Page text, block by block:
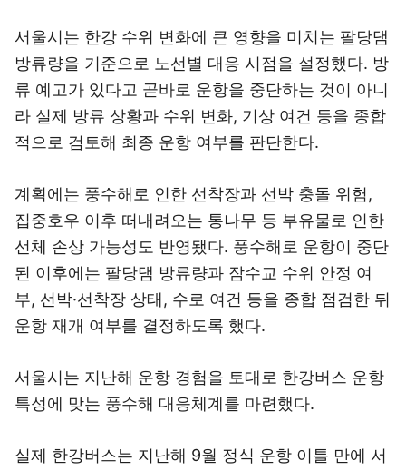
서울시는 한강 수위 변화에 큰 영향을 미치는 팔당댐
방류량을 기준으로 노선별 대응 시점을 설정했다. 방
류 예고가 있다고 곧바로 운항을 중단하는 것이 아니
라 실제 방류 상황과 수위 변화, 기상 여건 등을 종합
적으로 검토해 최종 운항 여부를 판단한다.
계획에는 풍수해로 인한 선착장과 선박 충돌 위험,
집중호우 이후 떠내려오는 통나무 등 부유물로 인한
선체 손상 가능성도 반영됐다. 풍수해로 운항이 중단
된 이후에는 팔당댐 방류량과 잠수교 수위 안정 여
부, 선박·선착장 상태, 수로 여건 등을 종합 점검한 뒤
운항 재개 여부를 결정하도록 했다.
서울시는 지난해 운항 경험을 토대로 한강버스 운항
특성에 맞는 풍수해 대응체계를 마련했다.
실제 한강버스는 지난해 9월 정식 운항 이틀 만에 서